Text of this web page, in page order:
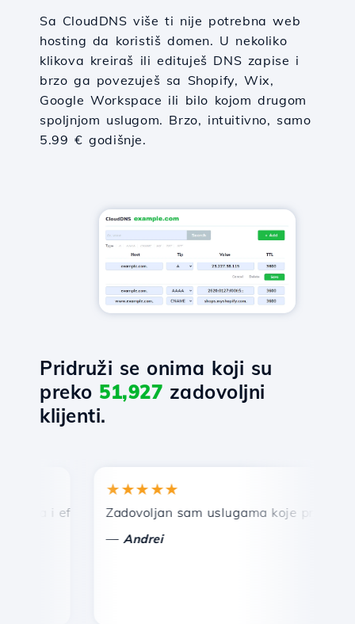
Sa CloudDNS više ti nije potrebna web
hosting da koristiš domen. U nekoliko
klikova kreiraš ili edituješ DNS zapise i
brzo ga povezuješ sa Shopify, Wix,
Google Workspace ili bilo kojom drugom
spoljnjom uslugom. Brzo, intuitivno, samo
5.99 € godišnje.
Pridruži se onima koji su
preko 51,927 zadovoljni
klijenti.
i efikasna tehnička podrška.
★★★★★
Zadovoljan sam uslugama koje pruža
Andrei